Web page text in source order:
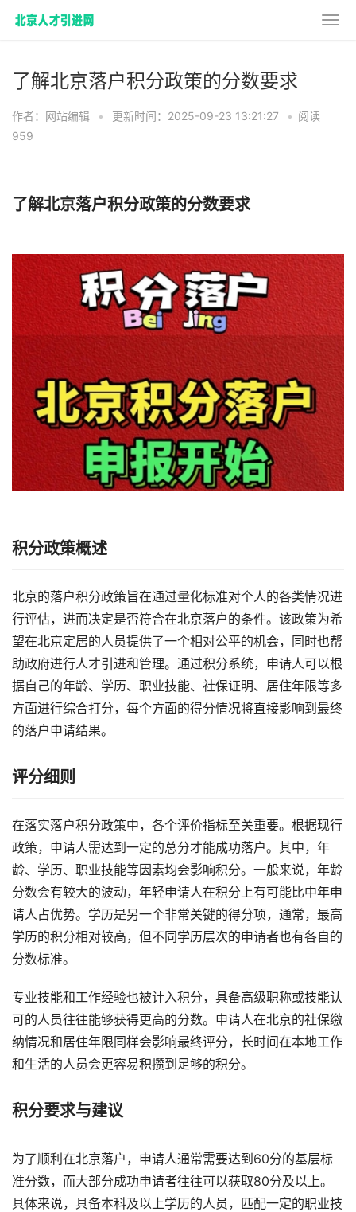
了解北京落户积分政策的分数要求
作者：网站编辑 • 更新时间：2025-09-23 13:21:27 • 阅读
959
了解北京落户积分政策的分数要求
积分政策概述
北京的落户积分政策旨在通过量化标准对个人的各类情况进
行评估，进而决定是否符合在北京落户的条件。该政策为希
望在北京定居的人员提供了一个相对公平的机会，同时也帮
助政府进行人才引进和管理。通过积分系统，申请人可以根
据自己的年龄、学历、职业技能、社保证明、居住年限等多
方面进行综合打分，每个方面的得分情况将直接影响到最终
的落户申请结果。
评分细则
在落实落户积分政策中，各个评价指标至关重要。根据现行
政策，申请人需达到一定的总分才能成功落户。其中，年
龄、学历、职业技能等因素均会影响积分。一般来说，年龄
分数会有较大的波动，年轻申请人在积分上有可能比中年申
请人占优势。学历是另一个非常关键的得分项，通常，最高
学历的积分相对较高，但不同学历层次的申请者也有各自的
分数标准。
专业技能和工作经验也被计入积分，具备高级职称或技能认
可的人员往往能够获得更高的分数。申请人在北京的社保缴
纳情况和居住年限同样会影响最终评分，长时间在本地工作
和生活的人员会更容易积攒到足够的积分。
积分要求与建议
为了顺利在北京落户，申请人通常需要达到60分的基层标
准分数，而大部分成功申请者往往可以获取80分及以上。
具体来说，具备本科及以上学历的人员，匹配一定的职业技